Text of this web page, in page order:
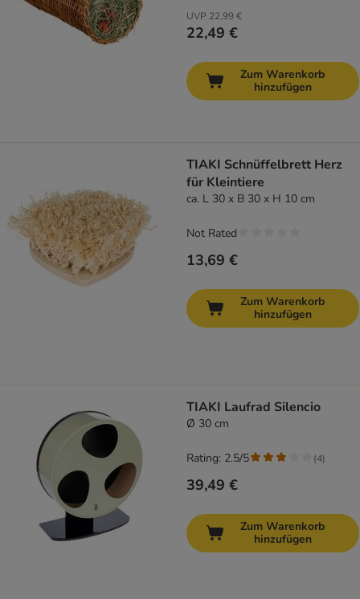
UVP 22,99 €
22,49 €
Zum Warenkorb
hinzufügen
TIAKI Schnüffelbrett Herz
für Kleintiere
ca. L 30 x B 30 x H 10 cm
13,69 €
Not Rated
Zum Warenkorb
hinzufügen
TIAKI Laufrad Silencio
Ø 30 cm
39,49 €
Rating: 2.5/5 (4)
Zum Warenkorb
hinzufügen